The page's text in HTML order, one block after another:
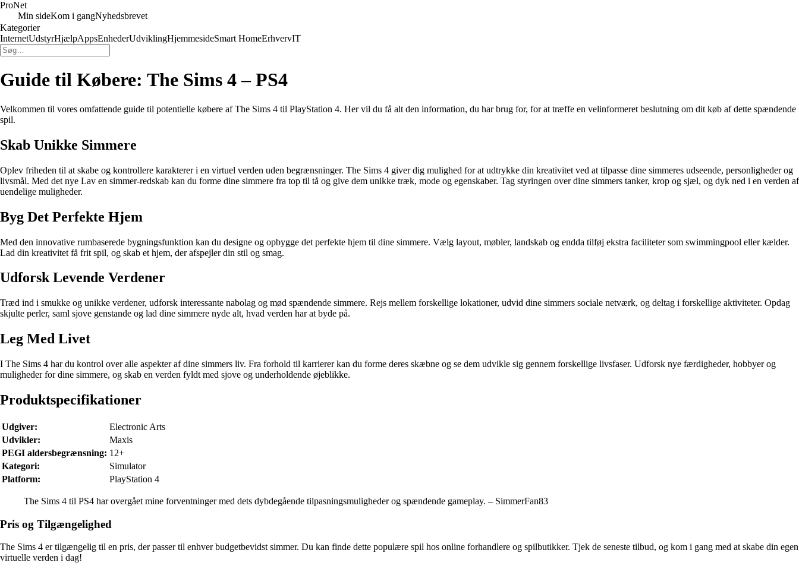
ProNet
Min sideKom i gangNyhedsbrevet
Kategorier
InternetUdstyrHjælpAppsEnhederUdviklingHjemmesideSmart HomeErhvervIT
Guide til Købere: The Sims 4 – PS4
Velkommen til vores omfattende guide til potentielle købere af The Sims 4 til PlayStation 4. Her vil du få alt den information, du har brug for, for at træffe en velinformeret beslutning om dit køb af dette spændende
spil.
Skab Unikke Simmere
Oplev friheden til at skabe og kontrollere karakterer i en virtuel verden uden begrænsninger. The Sims 4 giver dig mulighed for at udtrykke din kreativitet ved at tilpasse dine simmeres udseende, personligheder og
livsmål. Med det nye Lav en simmer-redskab kan du forme dine simmere fra top til tå og give dem unikke træk, mode og egenskaber. Tag styringen over dine simmers tanker, krop og sjæl, og dyk ned i en verden af
uendelige muligheder.
Byg Det Perfekte Hjem
Med den innovative rumbaserede bygningsfunktion kan du designe og opbygge det perfekte hjem til dine simmere. Vælg layout, møbler, landskab og endda tilføj ekstra faciliteter som swimmingpool eller kælder.
Lad din kreativitet få frit spil, og skab et hjem, der afspejler din stil og smag.
Udforsk Levende Verdener
Træd ind i smukke og unikke verdener, udforsk interessante nabolag og mød spændende simmere. Rejs mellem forskellige lokationer, udvid dine simmers sociale netværk, og deltag i forskellige aktiviteter. Opdag
skjulte perler, saml sjove genstande og lad dine simmere nyde alt, hvad verden har at byde på.
Leg Med Livet
I The Sims 4 har du kontrol over alle aspekter af dine simmers liv. Fra forhold til karrierer kan du forme deres skæbne og se dem udvikle sig gennem forskellige livsfaser. Udforsk nye færdigheder, hobbyer og
muligheder for dine simmere, og skab en verden fyldt med sjove og underholdende øjeblikke.
Produktspecifikationer
Udgiver:
Electronic Arts
Udvikler:
Maxis
PEGI aldersbegrænsning: 12+
Kategori:
Simulator
Platform:
PlayStation 4
The Sims 4 til PS4 har overgået mine forventninger med dets dybdegående tilpasningsmuligheder og spændende gameplay. – SimmerFan83
Pris og Tilgængelighed
The Sims 4 er tilgængelig til en pris, der passer til enhver budgetbevidst simmer. Du kan finde dette populære spil hos online forhandlere og spilbutikker. Tjek de seneste tilbud, og kom i gang med at skabe din egen
virtuelle verden i dag!